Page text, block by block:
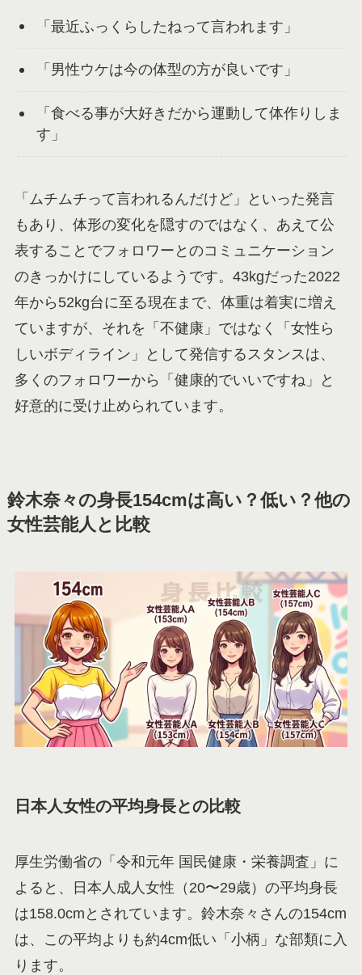
「最近ふっくらしたねって言われます」
「男性ウケは今の体型の方が良いです」
「食べる事が大好きだから運動して体作りしま
す」
「ムチムチって言われるんだけど」といった発言
もあり、体形の変化を隠すのではなく、あえて公
表することでフォロワーとのコミュニケーション
のきっかけにしているようです。43kgだった2022
年から52kg台に至る現在まで、体重は着実に増え
ていますが、それを「不健康」ではなく「女性ら
しいボディライン」として発信するスタンスは、
多くのフォロワーから「健康的でいいですね」と
好意的に受け止められています。
鈴木奈々の身長154cmは高い？低い？他の
女性芸能人と比較
日本人女性の平均身長との比較
厚生労働省の「令和元年 国民健康・栄養調査」に
よると、日本人成人女性（20〜29歳）の平均身長
は158.0cmとされています。鈴木奈々さんの154cm
は、この平均よりも約4cm低い「小柄」な部類に入
ります。